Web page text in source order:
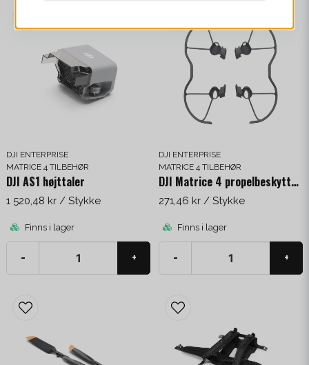
DJI ENTERPRISE
MATRICE 4 TILBEHØR
DJI AS1 højttaler
1 520,48 kr / Stykke
Finns i lager
- +
DJI ENTERPRISE
MATRICE 4 TILBEHØR
DJI Matrice 4 propelbeskyttere
271,46 kr / Stykke
Finns i lager
- +
Teknologier
Roterende LiDAR og 5x
mmWave-radar
IP-klassificering IP55 (med Matrice 4D / 4TD)